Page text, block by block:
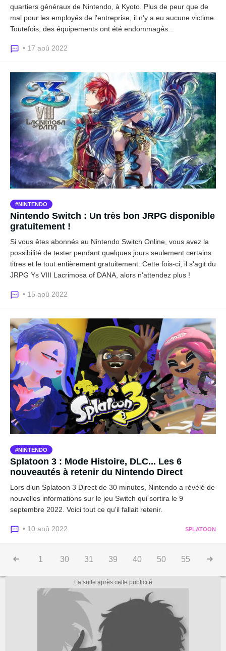
quartiers généraux de Nintendo, à Kyoto. Plus de peur que de
mal pour les employés de l'entreprise, il n'y a eu aucune victime.
Toutefois, des équipements ont été endommagés...
• 17 aoû 2022
NINTENDO
Nintendo Switch : Un très bon JRPG disponible
gratuitement !
Si vous êtes abonnés au Nintendo Switch Online, vous avez la
possibilité de tester pendant quelques jours seulement certains
titres et le tout entièrement gratuitement. Cette fois-ci, il s'agit du
JRPG Ys VIII Lacrimosa of DANA, alors n'attendez plus !
• 15 aoû 2022
NINTENDO
Splatoon 3 : Mode Histoire, DLC... Les 6
nouveautés à retenir du Nintendo Direct
Lors d’un Splatoon 3 Direct de 30 minutes, Nintendo a révélé de
nouvelles informations sur le jeu Switch qui sortira le 9
septembre 2022. Voici tout ce qu'il fallait retenir.
• 10 aoû 2022 SPLATOON
1 30 31 39 40 50 55